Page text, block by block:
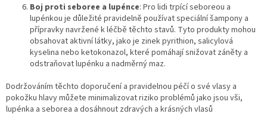
Boj proti seboree a lupénce: Pro lidi trpící seboreou a
lupénkou je důležité pravidelně používat speciální šampony a
přípravky navržené k léčbě těchto stavů. Tyto produkty mohou
obsahovat aktivní látky, jako je zinek pyrithion, salicylová
kyselina nebo ketokonazol, které pomáhají snižovat záněty a
odstraňovat lupénku a nadměrný maz.
Dodržováním těchto doporučení a pravidelnou péčí o své vlasy a
pokožku hlavy můžete minimalizovat riziko problémů jako jsou vši,
lupénka a seborea a dosáhnout zdravých a krásných vlasů